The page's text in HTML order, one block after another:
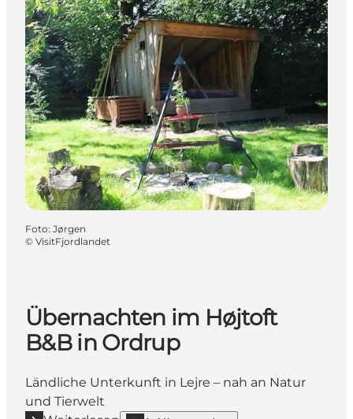
Foto: Jørgen
© VisitFjordlandet
Übernachten im Højtoft
B&B in Ordrup
Ländliche Unterkunft in Lejre – nah an Natur
und Tierwelt